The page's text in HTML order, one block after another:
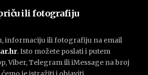
ili fotografiju
informaciju ili fotografiju na email
. Isto možete poslati i putem
Viber, Telegram ili iMessage na broj